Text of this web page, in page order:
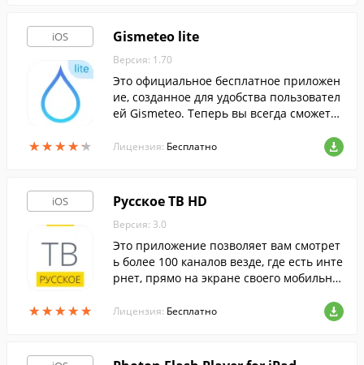
iOS
★★★★★
★★★★★
Gismeteo lite
Версия: 1.70
Это официальное бесплатное приложен
ие, созданное для удобства пользовател
ей Gismeteo. Теперь вы всегда сможете
ственный прогноз погоды, даже если по
Лицензия: Бесплатно
iOS
★★★★★
★★★★★
Русское ТВ HD
Версия: 3.0
Это приложение позволяет вам смотрет
ь более 100 каналов везде, где есть инте
рнет, прямо на экране своего мобильног
Лицензия: Бесплатно